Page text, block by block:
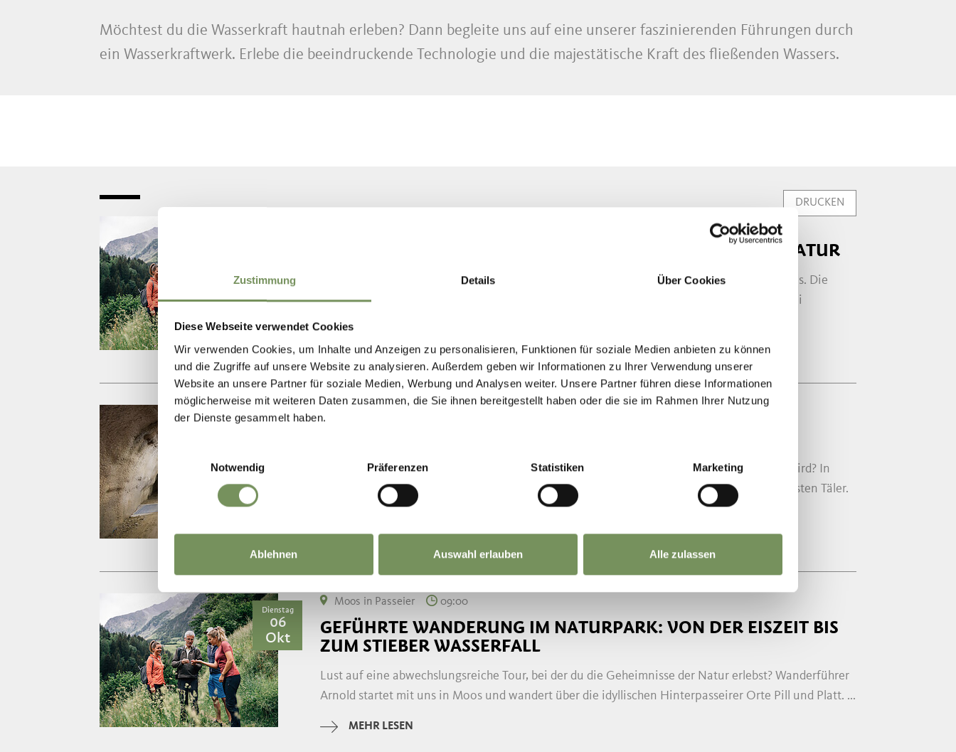
Zustimmung Details Über Cookies
Diese Webseite verwendet Cookies
Wir verwenden Cookies, um Inhalte und Anzeigen zu personalisieren, Funktionen für soziale Medien anbieten zu können
und die Zugriffe auf unsere Website zu analysieren. Außerdem geben wir Informationen zu Ihrer Verwendung unserer
Website an unsere Partner für soziale Medien, Werbung und Analysen weiter. Unsere Partner führen diese Informationen
möglicherweise mit weiteren Daten zusammen, die Sie ihnen bereitgestellt haben oder die sie im Rahmen Ihrer Nutzung
der Dienste gesammelt haben.
Einwilligungsauswahl
Notwendig
Präferenzen Statistiken Marketing
Ablehnen Auswahl erlauben Alle zulassen
Möchtest du die Wasserkraft hautnah erleben? Dann begleite uns auf eine unserer faszinierenden Führungen durch
ein Wasserkraftwerk. Erlebe die beeindruckende Technologie und die majestätische Kraft des fließenden Wassers.
DRUCKEN
GEFÜHRTE WANDERUNG IM NATURPARK: WASSER UND NATUR
Gemeinsam mit einem Naturparkführer entdecken wir die wilde Wasserwelt rund um Moos. Die
Wanderung führt vom Dorf zum tosenden Stieber Wasserfall, wo der Pfelderer Bach in zwei
mächtigen Kaskaden in ...
MEHR LESEN
Mittwoch
Hast du bereits einmal ein E-Werk von innen gesehen? Weißt du wie aus Wasser - Strom wird? In
Südtirol gehört das Passeiertal und vor allem das Hinterpasseier zu einem der wasserreichsten Täler.
MEHR LESEN
Dienstag
06
Okt
Moos in Passeier 09:00
GEFÜHRTE WANDERUNG IM NATURPARK: VON DER EISZEIT BIS
ZUM STIEBER WASSERFALL
Lust auf eine abwechslungsreiche Tour, bei der du die Geheimnisse der Natur erlebst? Wanderführer
Arnold startet mit uns in Moos und wandert über die idyllischen Hinterpasseirer Orte Pill und Platt. ...
MEHR LESEN